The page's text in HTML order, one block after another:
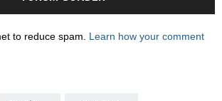
to reduce spam. Learn how your comment